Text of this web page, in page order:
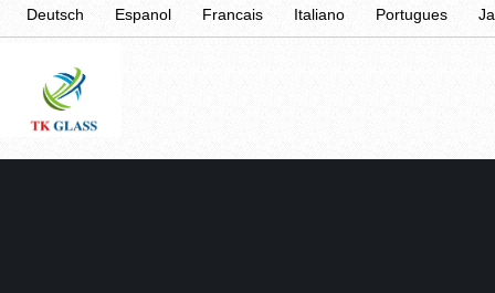
Deutsch Espanol Francais Italiano Portugues